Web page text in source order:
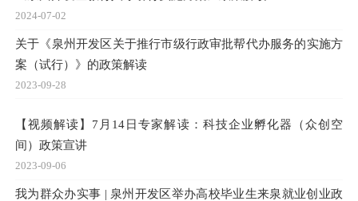
2024-07-02
关于《泉州开发区关于推行市级行政审批帮代办服务的实施方
案（试行）》的政策解读
2023-09-28
【视频解读】7月14日专家解读：科技企业孵化器（众创空
间）政策宣讲
2023-09-06
我为群众办实事 | 泉州开发区举办高校毕业生来泉就业创业政